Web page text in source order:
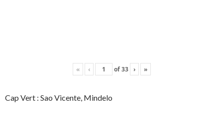
« ‹ of33 › »
Cap Vert : Sao Vicente, Mindelo